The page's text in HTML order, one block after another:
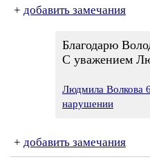
+ добавить замечания
Благодарю
С уважением
Людмила Волкова 6
нарушении
+ добавить замечания